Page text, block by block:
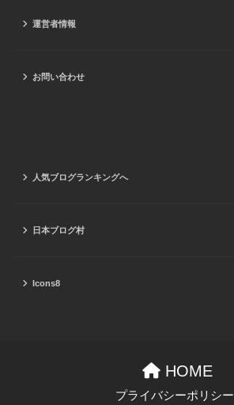
運営者情報
お問い合わせ
人気ブログランキングへ
日本ブログ村
Icons8
HOME
プライバシーポリシー